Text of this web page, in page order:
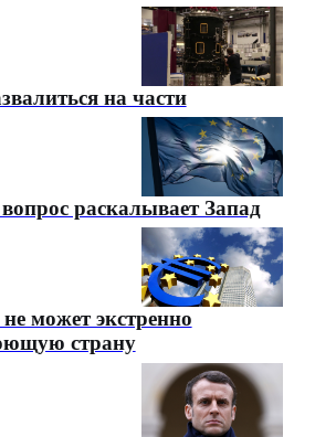
на части
раскалывает Запад
может экстренно
страну